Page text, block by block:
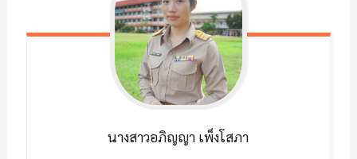
นางสาวอภิญญา เพ็งโสภา